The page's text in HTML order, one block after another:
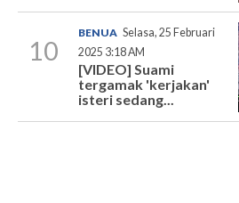
10
BENUA Selasa, 25 Februari
2025 3:18 AM
[VIDEO] Suami
tergamak 'kerjakan'
isteri sedang...